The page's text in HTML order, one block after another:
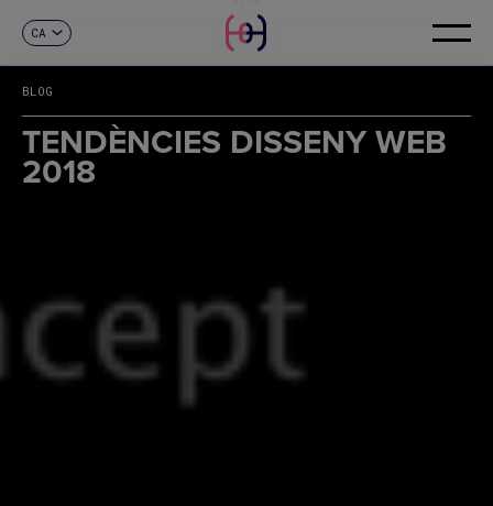
CA
FR
DE
IT
PT
CONTACTE
BLOG
TENDÈNCIES DISSENY WEB
2018